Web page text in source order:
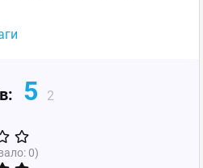
5 2
0)